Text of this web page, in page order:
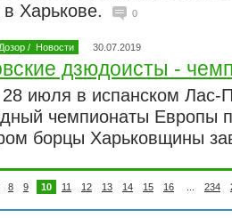
Харькове.
0
/ Новости 30.07.2019
дзюдоисты -
июля в испанском Лас-
чемпионаты Европы
борцы Харьковщины
8 9 10 11 12 13 14 15 16 234